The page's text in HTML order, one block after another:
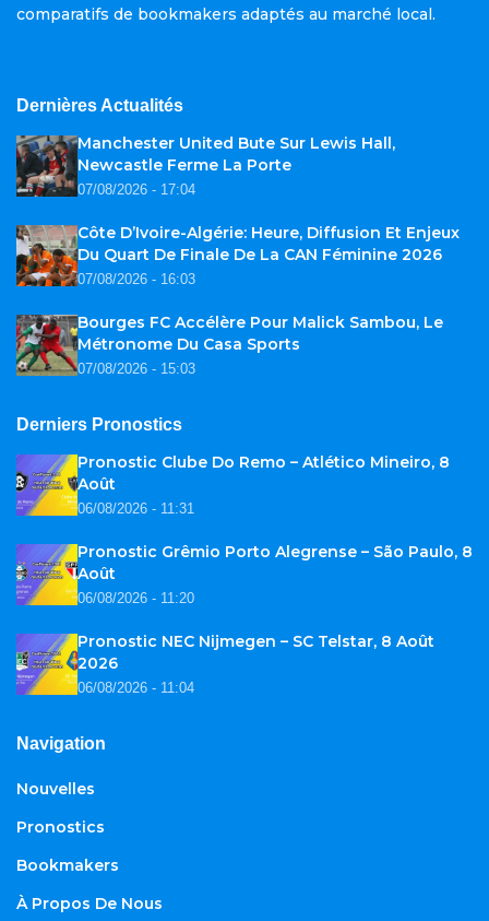
comparatifs de bookmakers adaptés au marché local.
Dernières Actualités
Manchester United Bute Sur Lewis Hall,
Newcastle Ferme La Porte
07/08/2026 - 17:04
Côte D’Ivoire-Algérie: Heure, Diffusion Et Enjeux
Du Quart De Finale De La CAN Féminine 2026
07/08/2026 - 16:03
Bourges FC Accélère Pour Malick Sambou, Le
Métronome Du Casa Sports
07/08/2026 - 15:03
Derniers Pronostics
Pronostic Clube Do Remo – Atlético Mineiro, 8
Août
06/08/2026 - 11:31
Pronostic Grêmio Porto Alegrense – São Paulo, 8
Août
06/08/2026 - 11:20
Pronostic NEC Nijmegen – SC Telstar, 8 Août
2026
06/08/2026 - 11:04
Navigation
Nouvelles
Pronostics
Bookmakers
À Propos De Nous